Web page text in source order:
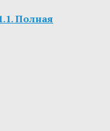
Полная